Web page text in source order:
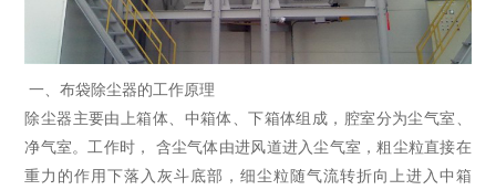
一、布袋除尘器的工作原理
除尘器主要由上箱体、中箱体、下箱体组成，腔室分为尘气室、
净气室。工作时， 含尘气体由进风道进入尘气室，粗尘粒直接在
重力的作用下落入灰斗底部，细尘粒随气流转折向上进入中箱